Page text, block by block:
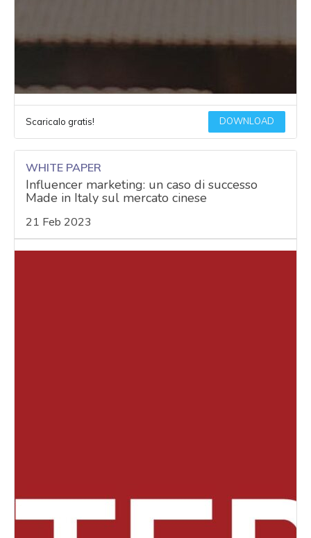
Scaricalo gratis! DOWNLOAD
WHITE PAPER
Influencer marketing: un caso di successo
Made in Italy sul mercato cinese
21 Feb 2023